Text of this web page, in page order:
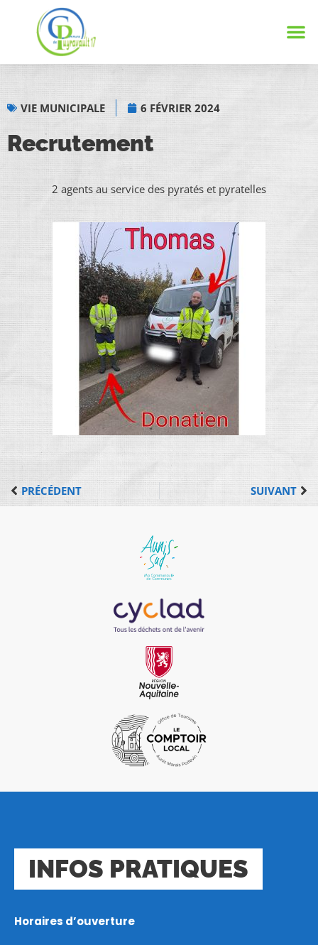
VIE MUNICIPALE 6 FÉVRIER 2024
Recrutement
2 agents au service des pyratés et pyratelles
PRÉCÉDENT SUIVANT
INFOS PRATIQUES
Horaires d’ouverture